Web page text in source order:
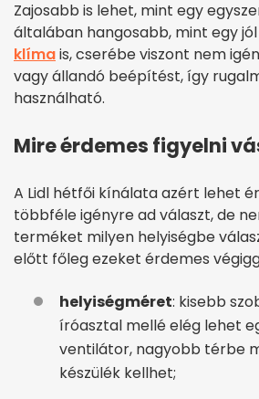
Zajosabb is lehet, mint egy
általában hangosabb, mint egy
klímais, cserébe viszont nem
vagy állandó beépítést, így
használható.
Mire érdemes figyelni
A Lidl hétfői kínálata azért lehet
többféle igényre ad választ, de
terméket milyen helyiségbe
előtt főleg ezeket érdemes
helyiségméret: kisebb
íróasztal mellé elég lehet
ventilátor, nagyobb térbe
készülék kellhet;